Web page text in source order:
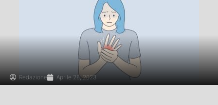
Redazione Aprile 26, 2023